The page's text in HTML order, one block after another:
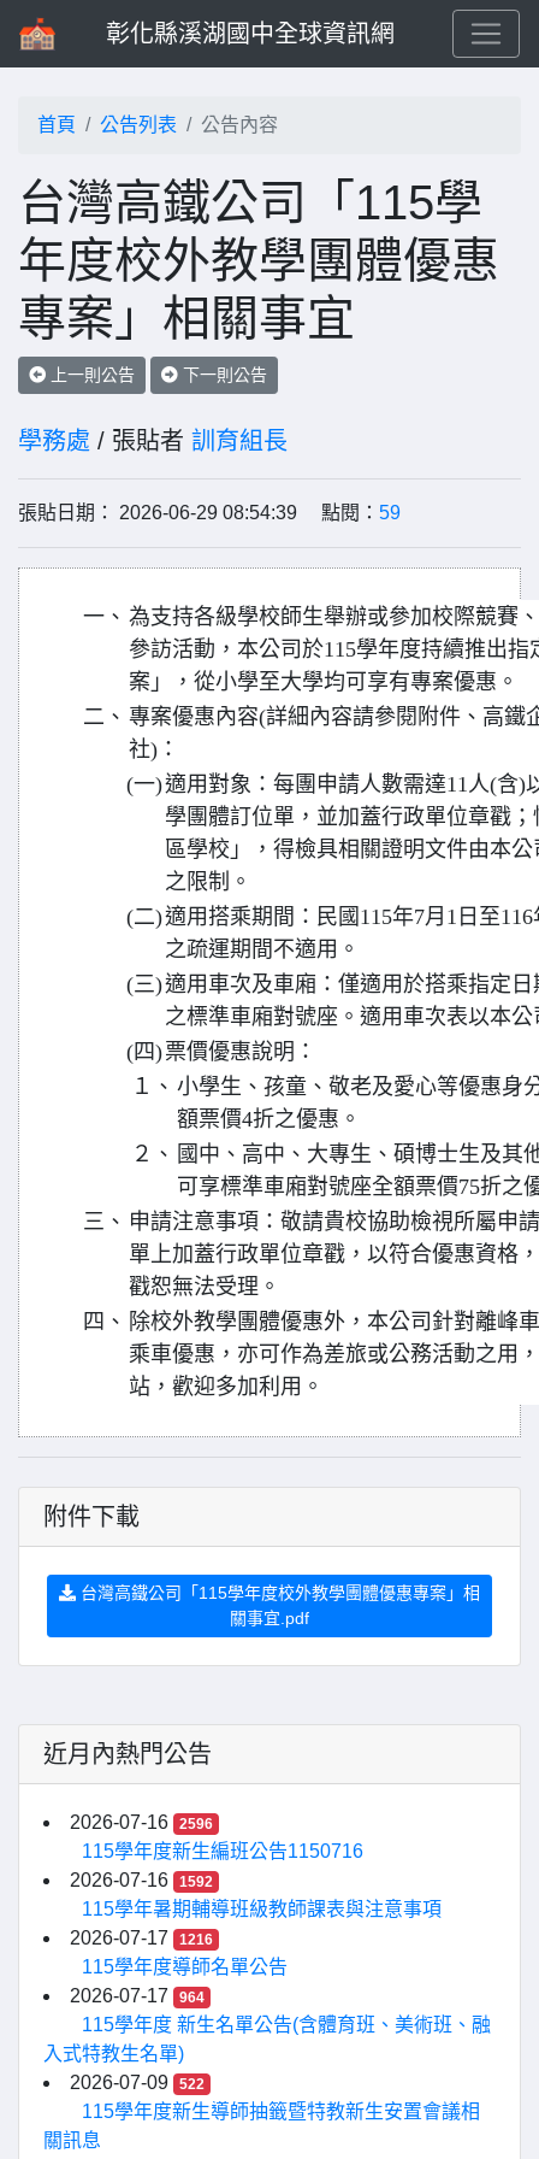
彰化縣溪湖國中全球資訊網
首頁 公告列表 公告內容
台灣高鐵公司「115學
年度校外教學團體優惠
專案」相關事宜
上一則公告 下一則公告
學務處 / 張貼者 訓育組長
張貼日期： 2026-06-29 08:54:39 點閱： 59
一、 為支持各級學校師生舉辦或參加校際競賽
參訪活動，本公司於115學年度持續推出
案」，從小學至大學均可享有專案優惠。
二、 專案優惠內容(詳細內容請參閱附件、高鐵
社)：
(一)適用對象：每團申請人數需達11人(含)
學團體訂位單，並加蓋行政單位章戳
區學校」，得檢具相關證明文件由本
之限制。
(二)適用搭乘期間：民國115年7月1日至
之疏運期間不適用。
(三)適用車次及車廂：僅適用於搭乘指定
之標準車廂對號座。適用車次表以本
(四)票價優惠說明：
１、 小學生、孩童、敬老及愛心等優惠身
額票價4折之優惠。
２、 國中、高中、大專生、碩博士生及其
可享標準車廂對號座全額票價75折之
三、 申請注意事項：敬請貴校協助檢視所屬申
單上加蓋行政單位章戳，以符合優惠資格
戳恕無法受理。
四、 除校外教學團體優惠外，本公司針對離峰
乘車優惠，亦可作為差旅或公務活動之用
站，歡迎多加利用。
附件下載
台灣高鐵公司「115學年度校外教學團體優惠專案」相
關事宜.pdf
近月內熱門公告
2026-07-16 2596
115學年度新生編班公告1150716
2026-07-16
1592
115學年暑期輔導班級教師課表與注意事項
2026-07-17
1216
115學年度導師名單公告
2026-07-17
964
115學年度 新生名單公告(含體育班、美術班、融
入式特教生名單)
2026-07-09
522
115學年度新生導師抽籤暨特教新生安置會議相
關訊息